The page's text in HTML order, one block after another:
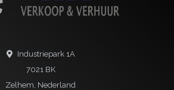
Industriepark 1A
7021 BK
Zelhem, Nederland